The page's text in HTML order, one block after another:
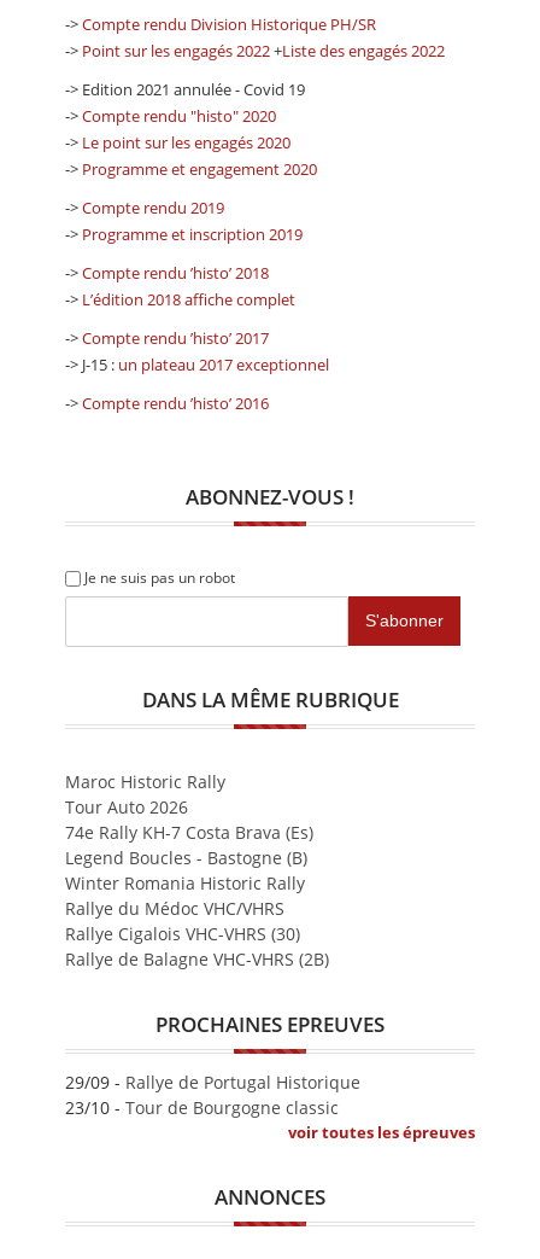
->Compte rendu Division Historique PH/SR
-> Point sur les engagés 2022+Liste des engagés 2022
-> Edition 2021 annulée - Covid 19
->Compte rendu "histo" 2020
-> Le point sur les engagés 2020
-> Programme et engagement 2020
->Compte rendu 2019
-> Programme et inscription 2019
->Compte rendu ’histo’ 2018
-> L’édition 2018 affiche complet
->Compte rendu ’histo’ 2017
-> J-15 : un plateau 2017 exceptionnel
->Compte rendu ’histo’ 2016
ABONNEZ-VOUS !
Je ne suis pas un robot
DANS LA MÊME RUBRIQUE
Maroc Historic Rally
Tour Auto 2026
74e Rally KH-7 Costa Brava (Es)
Legend Boucles - Bastogne (B)
Winter Romania Historic Rally
Rallye du Médoc VHC/VHRS
Rallye Cigalois VHC-VHRS (30)
Rallye de Balagne VHC-VHRS (2B)
PROCHAINES EPREUVES
29/09 - Rallye de Portugal Historique
23/10 - Tour de Bourgogne classic
voir toutes les épreuves
ANNONCES